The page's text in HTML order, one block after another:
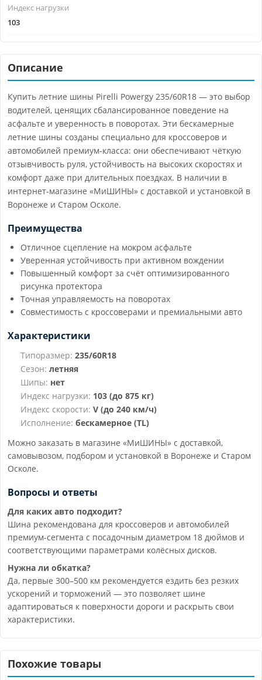
Индекс нагрузки
103
Описание
Купить летние шины Pirelli Powergy 235/60R18 — это выбор
водителей, ценящих сбалансированное поведение на
асфальте и уверенность в поворотах. Эти бескамерные
летние шины созданы специально для кроссоверов и
автомобилей премиум-класса: они обеспечивают чёткую
отзывчивость руля, устойчивость на высоких скоростях и
комфорт даже при длительных поездках. В наличии в
интернет-магазине «МиШИНЫ» с доставкой и установкой в
Воронеже и Старом Осколе.
Преимущества
Отличное сцепление на мокром асфальте
Уверенная устойчивость при активном вождении
Повышенный комфорт за счёт оптимизированного
рисунка протектора
Точная управляемость на поворотах
Совместимость с кроссоверами и премиальными авто
Характеристики
Типоразмер: 235/60R18
Сезон: летняя
Шипы: нет
Индекс нагрузки: 103 (до 875 кг)
Индекс скорости: V (до 240 км/ч)
Исполнение: бескамерное (TL)
Можно заказать в магазине «МиШИНЫ» с доставкой,
самовывозом, подбором и установкой в Воронеже и Старом
Осколе.
Вопросы и ответы
Для каких авто подходит?
Шина рекомендована для кроссоверов и автомобилей
премиум-сегмента с посадочным диаметром 18 дюймов и
соответствующими параметрами колёсных дисков.
Нужна ли обкатка?
Да, первые 300–500 км рекомендуется ездить без резких
ускорений и торможений — это позволяет шине
адаптироваться к поверхности дороги и раскрыть свои
характеристики.
Похожие товары